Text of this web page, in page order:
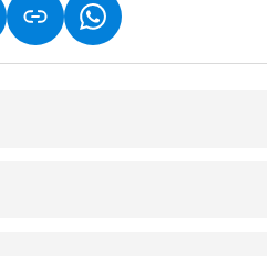
IN NEUEM TAB)
ÖFFNET IN NEUEM TAB)
(LINK ÖFFNET IN